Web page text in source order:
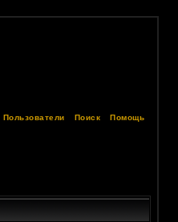
Помощь
Поиск
Пользователи